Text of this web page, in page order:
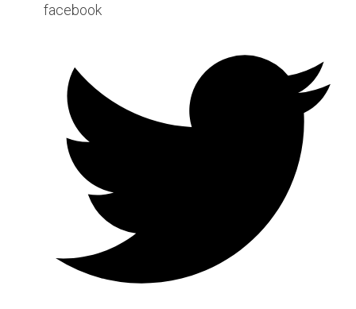
facebook